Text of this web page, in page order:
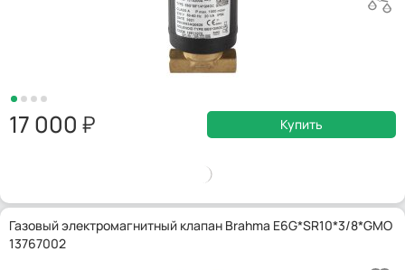
17 000 Купить
Газовый электромагнитный клапан Brahma E6G*SR10*3/8*GMO
13767002